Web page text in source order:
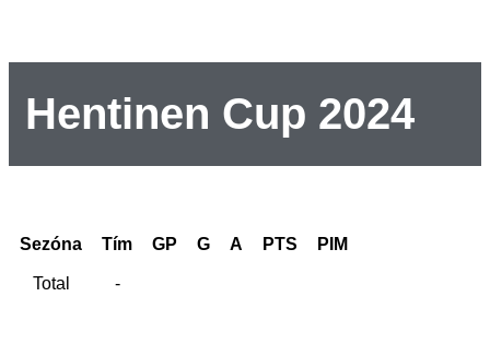
Hentinen Cup 2024
Sezóna Tím GP G A PTS PIM
Total -